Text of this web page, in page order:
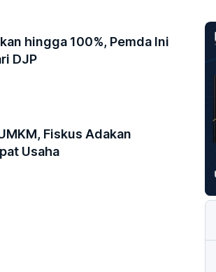
hingga 100%, Pemda Ini
DJP
Fiskus Adakan
Usaha